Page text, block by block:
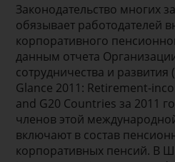
Законодательство многих
обязывает работодателей
корпоративного
данным отчета
сотрудничества и
Glance 2011: Retirement-
and G20 Countries за 2011
членов этой
включают в состав
корпоративных пенсий. В